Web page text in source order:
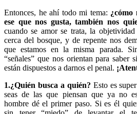
Entonces, he ahí todo mi tema: ¿cómo
ese que nos gusta, también nos
cuando se amor se trata, la
cerca del bosque, y de repente nos
que estamos en la misma parada.
“señales” que nos orientan para saber
están dispuestos a darnos el penal.
1.¿Quién busca a quién? Esto es
seas de las que piensan que ya no
hombre dé el primer paso. Si es él